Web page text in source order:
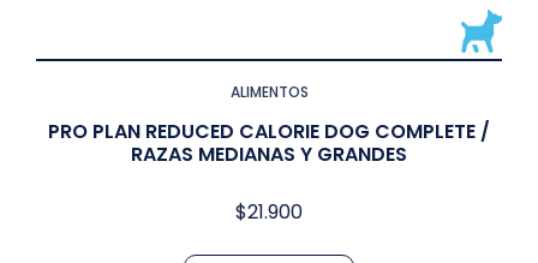
ALIMENTOS
PRO PLAN REDUCED CALORIE DOG COMPLETE /
RAZAS MEDIANAS Y GRANDES
$21.900